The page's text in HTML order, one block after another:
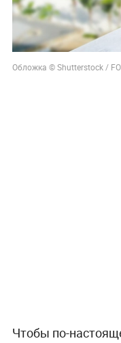
Обложка © Shutterstock /
Чтобы по-